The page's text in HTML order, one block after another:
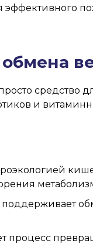
эффективного
средство
и
поддерживает
процесс